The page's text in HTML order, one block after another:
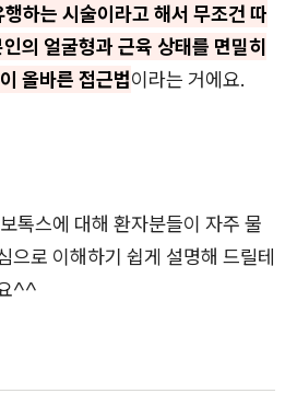
행하는 시술이라고 해서 무조건 따
의 얼굴형과 근육 상태를 면밀히
올바른 접근법이라는 거에요.
톡스에 대해 환자분들이 자주 물
으로 이해하기 쉽게 설명해 드릴테
^^